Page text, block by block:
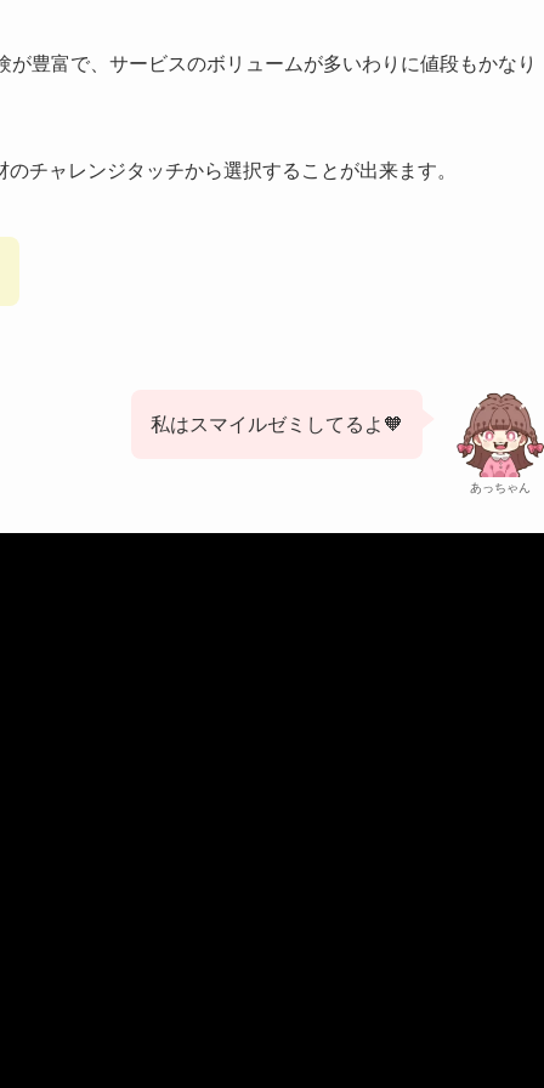
豊富で、サービスのボリュームが多いわりに値段もかなり
チャレンジタッチから選択することが出来ます。
あっちゃん
私はスマイルゼミしてるよ🧡